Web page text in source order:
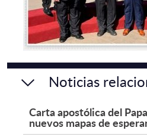
Noticias
Carta apostólica del
nuevos mapas de